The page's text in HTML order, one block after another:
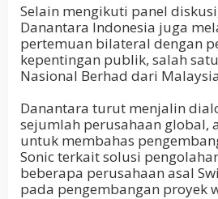
Selain mengikuti panel
Danantara Indonesia juga
pertemuan bilateral dengan
kepentingan publik, salah
Nasional Berhad dari
Danantara turut menjalin
sejumlah perusahaan global,
untuk membahas
Sonic terkait solusi
beberapa perusahaan asal
pada pengembangan proyek